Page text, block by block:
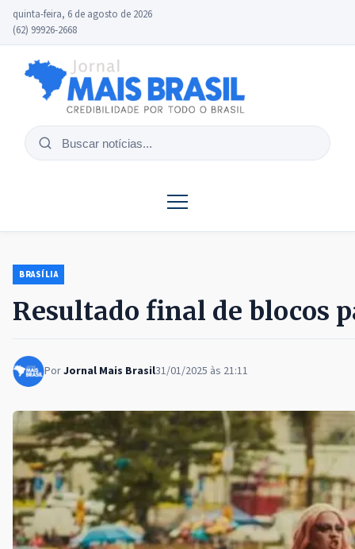
quinta-feira, 6 de agosto de 2026
(62) 99926-2668
Buscar
BRASÍLIA
Resultado final de blocos
PorJornal Mais Brasil31/01/2025 às 21:11